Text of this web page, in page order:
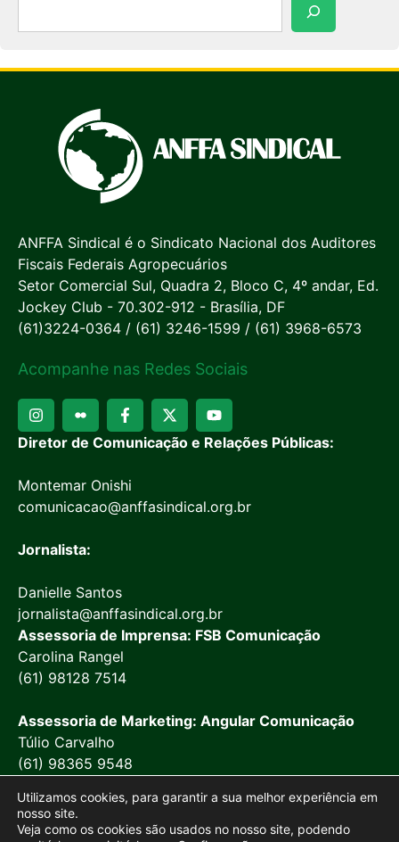
ANFFA Sindical é o Sindicato Nacional dos Auditores
Fiscais Federais Agropecuários
Setor Comercial Sul, Quadra 2, Bloco C, 4º andar, Ed.
Jockey Club - 70.302-912 - Brasília, DF
(61)3224-0364 / (61) 3246-1599 / (61) 3968-6573
Acompanhe nas Redes Sociais
Diretor de Comunicação e Relações Públicas:
Montemar Onishi
comunicacao@anffasindical.org.br
Jornalista:
Danielle Santos
jornalista@anffasindical.org.br
Assessoria de Imprensa: FSB Comunicação
Carolina Rangel
(61) 98128 7514
Assessoria de Marketing: Angular Comunicação
Túlio Carvalho
(61) 98365 9548
Utilizamos cookies, para garantir a sua melhor experiência em
nosso site.
Veja como os cookies são usados no nosso site, podendo